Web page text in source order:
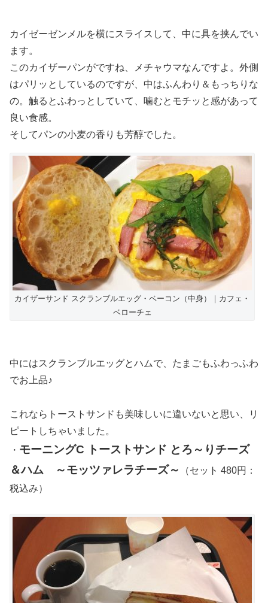
カイゼーゼンメルを横にスライスして、中に具を挟んでい
ます。
このカイザーパンがですね、メチャウマなんですよ。外側
はパリッとしているのですが、中はふんわり＆もっちりな
の。触るとふわっとしていて、噛むとモチッと感があって
良い食感。
そしてパンの小麦の香りも芳醇でした。
カイザーサンド スクランブルエッグ・ベーコン（中身）｜カフェ・
ベローチェ
中にはスクランブルエッグとハムで、たまごもふわっふわ
でお上品♪
これならトーストサンドも美味しいに違いないと思い、リ
ピートしちゃいました。
・ モーニングC トーストサンド とろ～りチーズ
＆ハム ～モッツァレラチーズ～
（セット 480円：
税込み）